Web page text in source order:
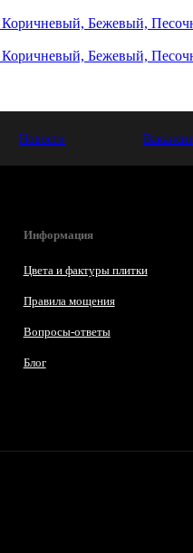
Коричневый, Бежевый,
Коричневый, Бежевый,
Новости
Информация
Цвета и фактуры плитки
Правила мощения
Вопросы-ответы
Блог